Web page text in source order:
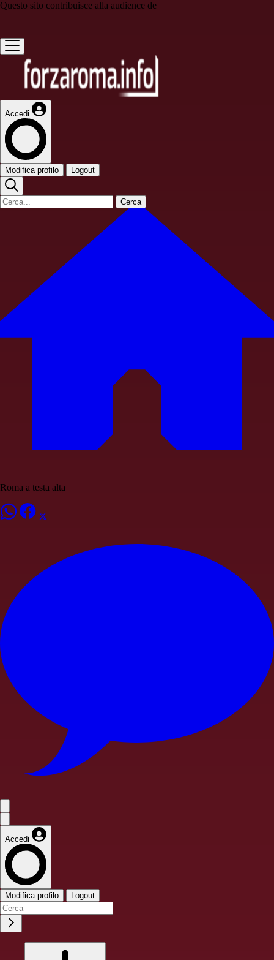
Questo sito contribuisce alla audience de
Accedi
Modifica profilo Logout
Cerca
Roma a testa alta
Accedi
Modifica profilo Logout